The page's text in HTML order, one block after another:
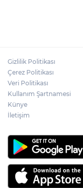
Gizlilik Politikası
Çerez Politikası
Veri Politikası
Kullanım Şartnamesi
Künye
İletişim